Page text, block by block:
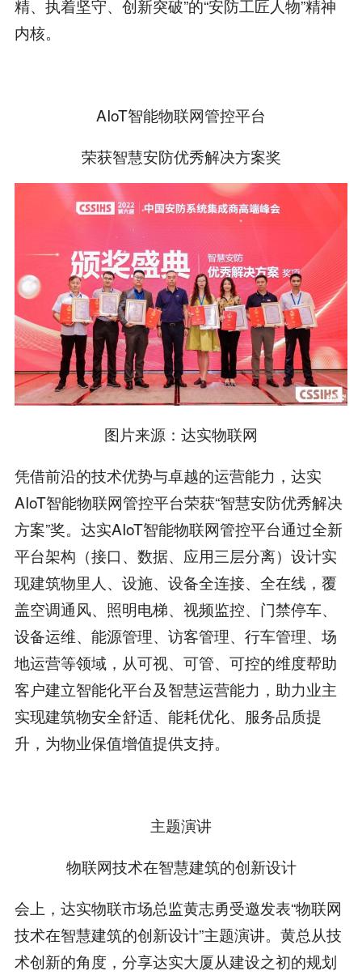
精、执着坚守、创新突破”的“安防工匠人物”精神
内核。
AIoT智能物联网管控平台
荣获智慧安防优秀解决方案奖
图片来源：达实物联网
凭借前沿的技术优势与卓越的运营能力，达实
AIoT智能物联网管控平台荣获“智慧安防优秀解决
方案”奖。达实AIoT智能物联网管控平台通过全新
平台架构（接口、数据、应用三层分离）设计实
现建筑物里人、设施、设备全连接、全在线，覆
盖空调通风、照明电梯、视频监控、门禁停车、
设备运维、能源管理、访客管理、行车管理、场
地运营等领域，从可视、可管、可控的维度帮助
客户建立智能化平台及智慧运营能力，助力业主
实现建筑物安全舒适、能耗优化、服务品质提
升，为物业保值增值提供支持。
主题演讲
物联网技术在智慧建筑的创新设计
会上，达实物联市场总监黄志勇受邀发表“物联网
技术在智慧建筑的创新设计”主题演讲。黄总从技
术创新的角度，分享达实大厦从建设之初的规划